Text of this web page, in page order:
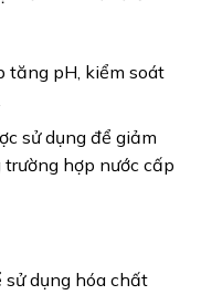
tăng pH, kiểm soát
sử dụng để giảm
hợp nước cấp
sử dụng hóa chất